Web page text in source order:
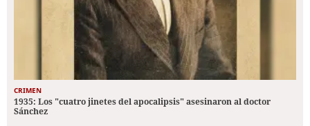
CRIMEN
1935: Los "cuatro jinetes del apocalipsis" asesinaron al doctor
Sánchez